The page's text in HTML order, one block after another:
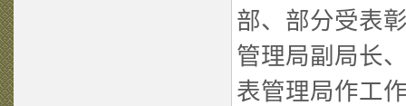
部、部分受表
管理局副局长
表管理局作工